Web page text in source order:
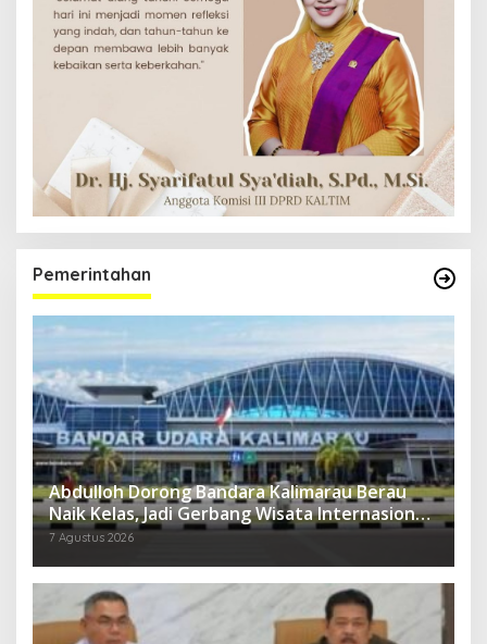
Pemerintahan
Abdulloh Dorong Bandara Kalimarau Berau
Naik Kelas, Jadi Gerbang Wisata Internasional
Kaltim
7 Agustus 2026